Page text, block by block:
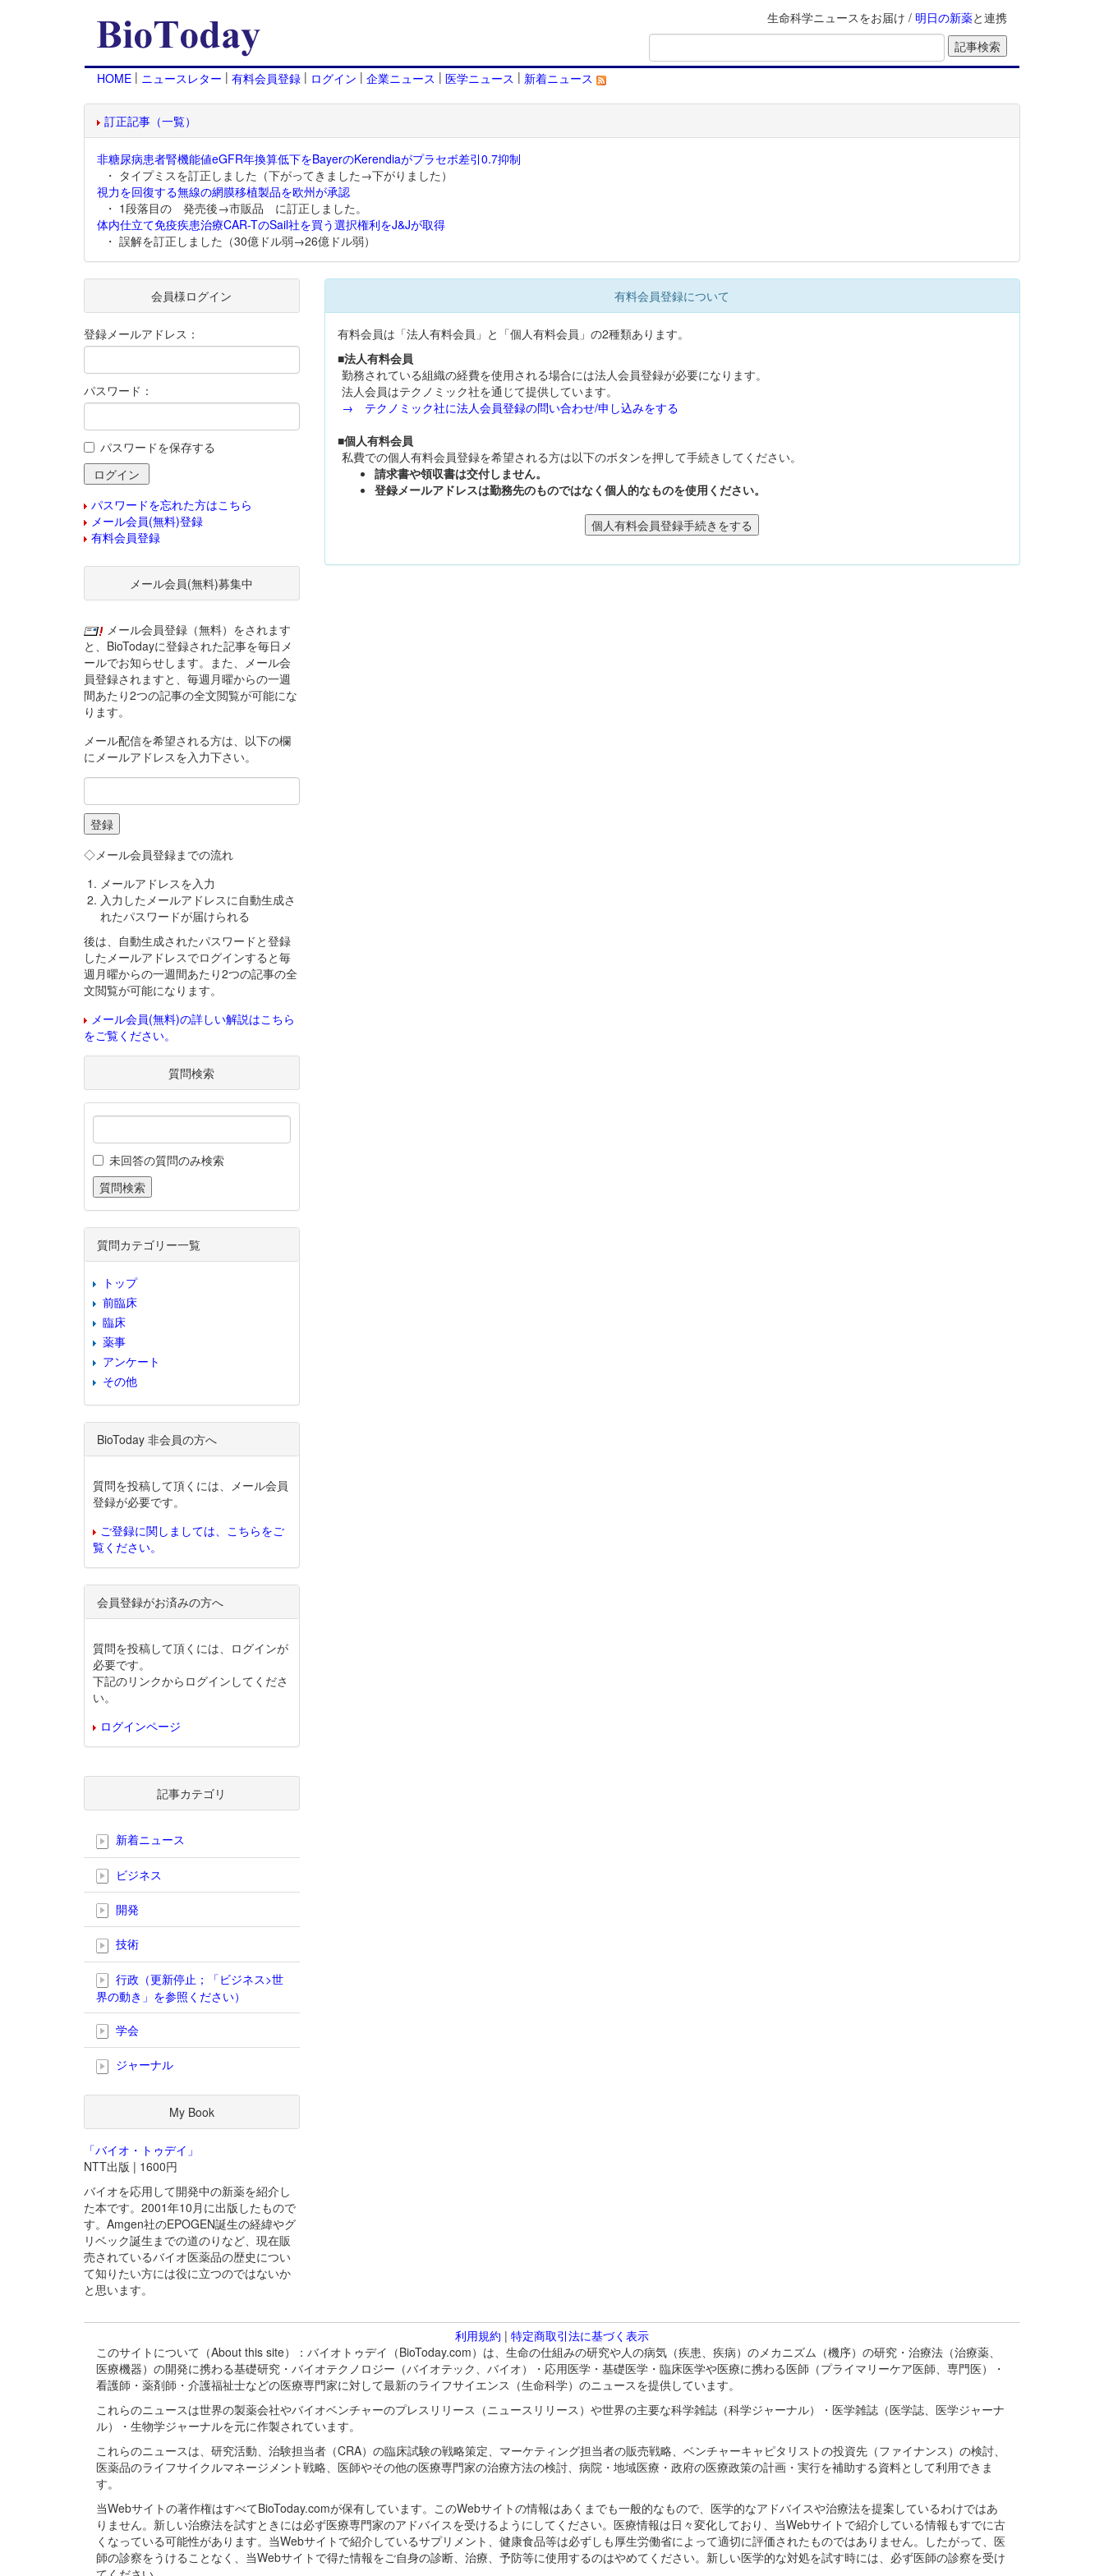
生命科学ニュースをお届け / 明日の新薬と連携
HOME | ニュースレター | 有料会員登録 | ログイン | 企業ニュース | 医学ニュース | 新着ニュース
訂正記事（一覧）
非糖尿病患者腎機能値eGFR年換算低下をBayerのKerendiaがプラセボ差引0.7抑制
・ タイプミスを訂正しました（下がってきました→下がりました）
視力を回復する無線の網膜移植製品を欧州が承認
・ 1段落目の 発売後→市販品 に訂正しました。
体内仕立て免疫疾患治療CAR-TのSail社を買う選択権利をJ&Jが取得
・ 誤解を訂正しました（30億ドル弱→26億ドル弱）
有料会員登録について
有料会員は「法人有料会員」と「個人有料会員」の2種類あります。
■法人有料会員
勤務されている組織の経費を使用される場合には法人会員登録が必要になります。
法人会員はテクノミック社を通じて提供しています。
→ テクノミック社に法人会員登録の問い合わせ/申し込みをする
■個人有料会員
私費での個人有料会員登録を希望される方は以下のボタンを押して手続きしてください。
請求書や領収書は交付しません。
登録メールアドレスは勤務先のものではなく個人的なものを使用ください。
会員様ログイン
登録メールアドレス：
パスワード：
パスワードを保存する
パスワードを忘れた方はこちら
メール会員(無料)登録
有料会員登録
メール会員(無料)募集中
メール会員登録（無料）をされます
と、BioTodayに登録された記事を毎日メ
ールでお知らせします。また、メール会
員登録されますと、毎週月曜からの一週
間あたり2つの記事の全文閲覧が可能にな
ります。
メール配信を希望される方は、以下の欄
にメールアドレスを入力下さい。
◇メール会員登録までの流れ
メールアドレスを入力
入力したメールアドレスに自動生成さ
れたパスワードが届けられる
後は、自動生成されたパスワードと登録
したメールアドレスでログインすると毎
週月曜からの一週間あたり2つの記事の全
文閲覧が可能になります。
メール会員(無料)の詳しい解説はこちら
をご覧ください。
質問検索
未回答の質問のみ検索
質問カテゴリー一覧
トップ
前臨床
臨床
薬事
アンケート
その他
BioToday 非会員の方へ
質問を投稿して頂くには、メール会員
登録が必要です。
ご登録に関しましては、こちらをご
覧ください。
会員登録がお済みの方へ
質問を投稿して頂くには、ログインが
必要です。
下記のリンクからログインしてくださ
い。
ログインページ
記事カテゴリ
新着ニュース
ビジネス
開発
技術
行政（更新停止；「ビジネス>世
界の動き」を参照ください）
学会
ジャーナル
My Book
「バイオ・トゥデイ」
NTT出版 | 1600円
バイオを応用して開発中の新薬を紹介し
た本です。2001年10月に出版したもので
す。Amgen社のEPOGEN誕生の経緯やグ
リベック誕生までの道のりなど、現在販
売されているバイオ医薬品の歴史につい
て知りたい方には役に立つのではないか
と思います。
利用規約 | 特定商取引法に基づく表示
このサイトについて（About this site）：バイオトゥデイ（BioToday.com）は、生命の仕組みの研究や人の病気（疾患、疾病）のメカニズム（機序）の研究・治療法（治療薬、
医療機器）の開発に携わる基礎研究・バイオテクノロジー（バイオテック、バイオ）・応用医学・基礎医学・臨床医学や医療に携わる医師（プライマリーケア医師、専門医）・
看護師・薬剤師・介護福祉士などの医療専門家に対して最新のライフサイエンス（生命科学）のニュースを提供しています。
これらのニュースは世界の製薬会社やバイオベンチャーのプレスリリース（ニュースリリース）や世界の主要な科学雑誌（科学ジャーナル）・医学雑誌（医学誌、医学ジャーナ
ル）・生物学ジャーナルを元に作製されています。
これらのニュースは、研究活動、治験担当者（CRA）の臨床試験の戦略策定、マーケティング担当者の販売戦略、ベンチャーキャピタリストの投資先（ファイナンス）の検討、
医薬品のライフサイクルマネージメント戦略、医師やその他の医療専門家の治療方法の検討、病院・地域医療・政府の医療政策の計画・実行を補助する資料として利用できま
す。
当Webサイトの著作権はすべてBioToday.comが保有しています。このWebサイトの情報はあくまでも一般的なもので、医学的なアドバイスや治療法を提案しているわけではあ
りません。新しい治療法を試すときには必ず医療専門家のアドバイスを受けるようにしてください。医療情報は日々変化しており、当Webサイトで紹介している情報もすでに古
くなっている可能性があります。当Webサイトで紹介しているサプリメント、健康食品等は必ずしも厚生労働省によって適切に評価されたものではありません。したがって、医
師の診察をうけることなく、当Webサイトで得た情報をご自身の診断、治療、予防等に使用するのはやめてください。新しい医学的な対処を試す時には、必ず医師の診察を受け